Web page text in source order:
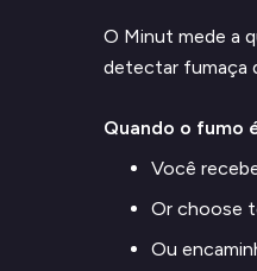
O Minut mede a
detectar fumaça
Quando o fumo
Você
Or choose
Ou